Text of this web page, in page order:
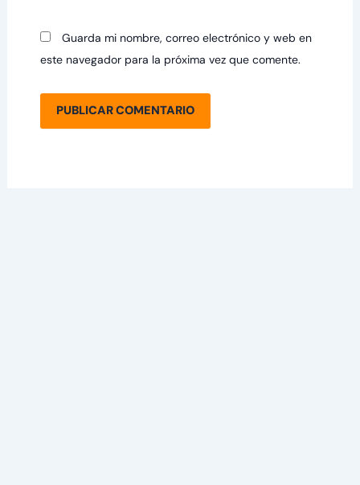
Guarda mi nombre, correo electrónico y web en
este navegador para la próxima vez que comente.